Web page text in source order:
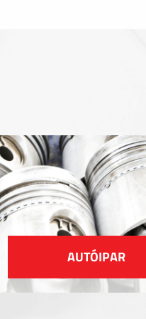
MUTASS TÖBBET
AUTÓIPAR